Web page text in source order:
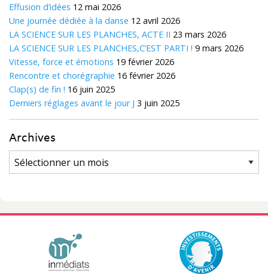
Effusion d’idées 12 mai 2026
Une journée dédiée à la danse 12 avril 2026
LA SCIENCE SUR LES PLANCHES, ACTE II 23 mars 2026
LA SCIENCE SUR LES PLANCHES,C’EST PARTI ! 9 mars 2026
Vitesse, force et émotions 19 février 2026
Rencontre et chorégraphie 16 février 2026
Clap(s) de fin ! 16 juin 2025
Derniers réglages avant le jour J 3 juin 2025
Archives
Archives